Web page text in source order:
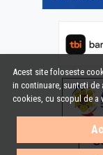
Acest site foloseste
in continuare, sunteti
cookies, cu scopul de a